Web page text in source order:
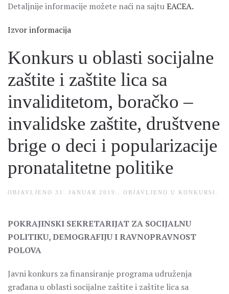
Detaljnije informacije možete naći na sajtuEACEA.
Izvor informacija
Konkurs u oblasti socijalne
zaštite i zaštite lica sa
invaliditetom, boračko –
invalidske zaštite, društvene
brige o deci i popularizacije
pronatalitetne politike
OBJAVLJENO 31. JANUAR 2019. . OBJAVLJENO U KONKURSI
POKRAJINSKI SEKRETARIJAT ZA SOCIJALNU
POLITIKU, DEMOGRAFIJU I RAVNOPRAVNOST
POLOVA
Javni konkurs za finansiranje programa udruženja
građana u oblasti socijalne zaštite i zaštite lica sa